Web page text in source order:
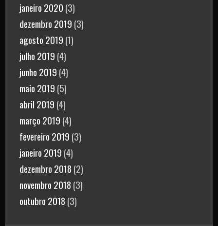
janeiro 2020 (3)
dezembro 2019 (3)
agosto 2019 (1)
julho 2019 (4)
junho 2019 (4)
maio 2019 (5)
abril 2019 (4)
março 2019 (4)
fevereiro 2019 (3)
janeiro 2019 (4)
dezembro 2018 (2)
novembro 2018 (3)
outubro 2018 (3)